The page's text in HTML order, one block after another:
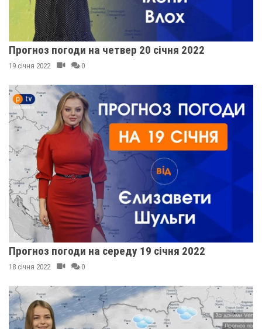
Прогноз погоди на четвер 20 січня 2022
19 січня 2022 0
Прогноз погоди на середу 19 січня 2022
18 січня 2022 0